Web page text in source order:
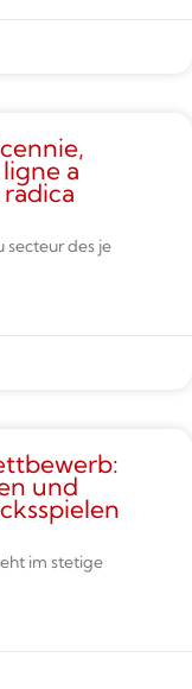
a
secteur des je
und
im stetige